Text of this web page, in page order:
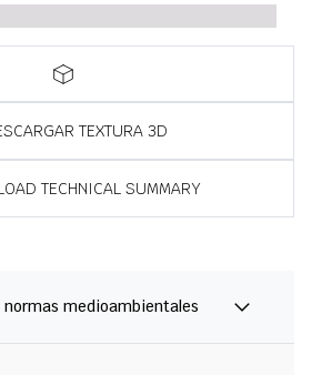
TEXTURA 3D
TECHNICAL SUMMARY
medioambientales